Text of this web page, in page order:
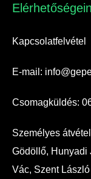
Kapcsolatfelvétel
E-mail:
Csomagküldés:
Személyes
Gödöllő, Hunyadi
Vác, Szent László